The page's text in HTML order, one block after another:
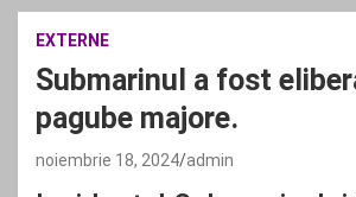
EXTERNE
Submarinul a fost
pagube majore.
noiembrie 18, 2024 admin